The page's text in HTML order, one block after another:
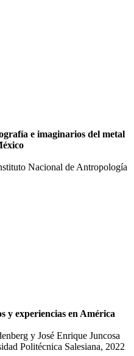
e imaginarios del metal
Nacional de Antropología
y experiencias en América
y José Enrique Juncosa
Politécnica Salesiana, 2022